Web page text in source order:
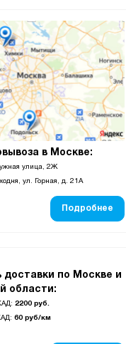
в Москве:
улица, 2Ж
ул. Горная, д. 21А
Подробнее
доставки по Москве и
области:
2200 руб.
60 руб/км